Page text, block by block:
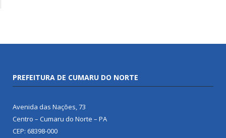
PREFEITURA DE CUMARU DO NORTE
Avenida das Nações, 73
Centro – Cumaru do Norte – PA
CEP: 68398-000